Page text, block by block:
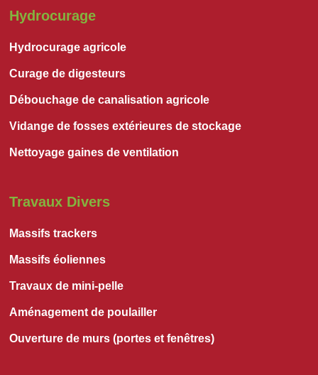
Hydrocurage
Hydrocurage agricole
Curage de digesteurs
Débouchage de canalisation agricole
Vidange de fosses extérieures de stockage
Nettoyage gaines de ventilation
Travaux Divers
Massifs trackers
Massifs éoliennes
Travaux de mini-pelle
Aménagement de poulailler
Ouverture de murs (portes et fenêtres)